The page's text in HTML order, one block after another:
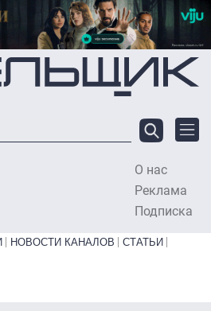
О нас
Реклама
Подписка
НОВОСТИ КАНАЛОВ
СТАТЬИ